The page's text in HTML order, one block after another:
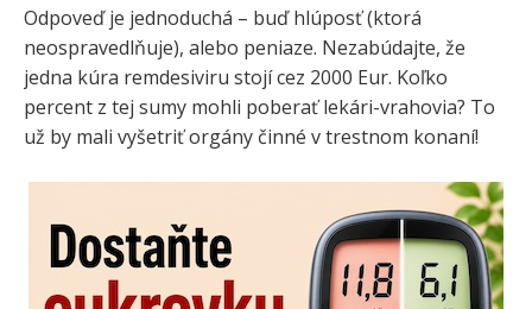
Odpoveď je jednoduchá – buď hlúposť (ktorá
neospravedlňuje), alebo peniaze. Nezabúdajte, že
jedna kúra remdesiviru stojí cez 2000 Eur. Koľko
percent z tej sumy mohli poberať lekári-vrahovia? To
už by mali vyšetriť orgány činné v trestnom konaní!